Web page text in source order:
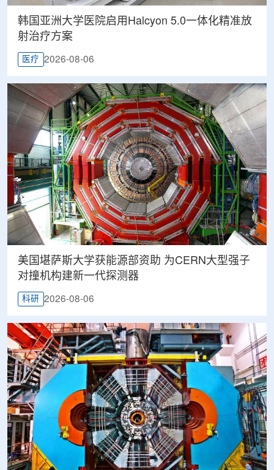
韩国亚洲大学医院启用Halcyon 5.0一体化精准放
射治疗方案
医疗 2026-08-06
美国堪萨斯大学获能源部资助 为CERN大型强子
对撞机构建新一代探测器
科研 2026-08-06